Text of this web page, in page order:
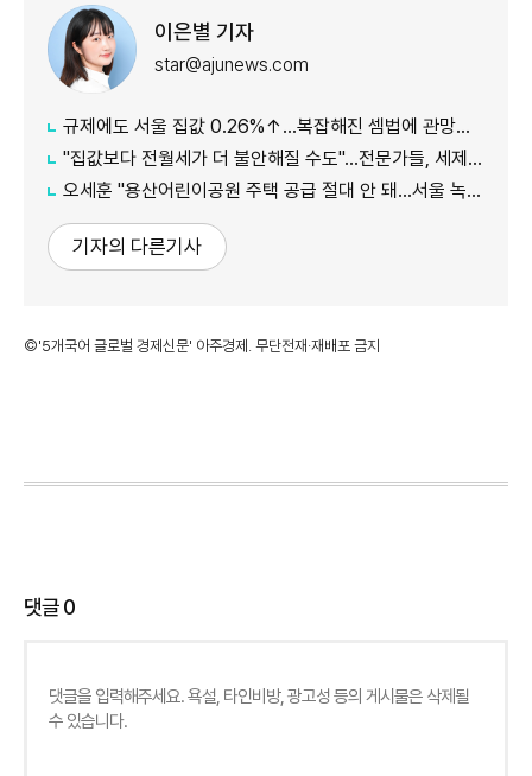
이은별 기자
star@ajunews.com
규제에도 서울 집값 0.26%↑…복잡해진 셈법에 관망세 장기화되나
"집값보다 전월세가 더 불안해질 수도"…전문가들, 세제개편안 부작용 우려
오세훈 "용산어린이공원 주택 공급 절대 안 돼…서울 녹지 지켜야"
기자의 다른기사
©'5개국어 글로벌 경제신문' 아주경제. 무단전재·재배포 금지
댓글0